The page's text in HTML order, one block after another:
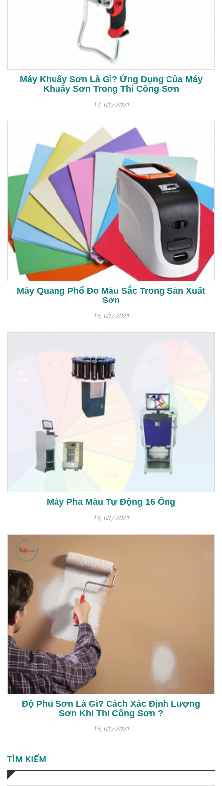
Máy Khuấy Sơn Là Gì? Ứng Dụng Của Máy
Khuấy Sơn Trong Thi Công Sơn
T7, 03 / 2021
Máy Quang Phổ Đo Màu Sắc Trong Sản Xuất
Sơn
T6, 03 / 2021
Máy Pha Màu Tự Động 16 Ống
T6, 03 / 2021
Độ Phủ Sơn Là Gì? Cách Xác Định Lượng
Sơn Khi Thi Công Sơn ?
T5, 03 / 2021
TÌM KIẾM